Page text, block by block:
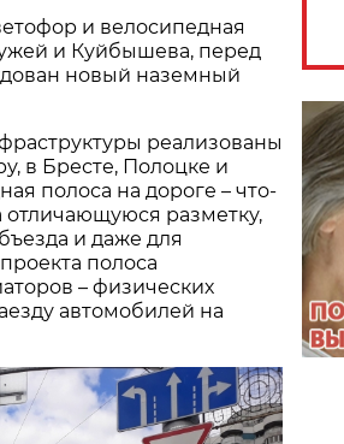
и велосипедная
и Куйбышева, перед
новый наземный
реализованы
в Бресте, Полоцке и
полоса на дороге – что-
разметку,
и даже для
полоса
– физических
автомобилей на